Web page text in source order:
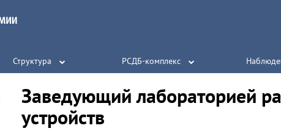
Структура РСДБ-комплекс
Заведующий лабораторией
устройств